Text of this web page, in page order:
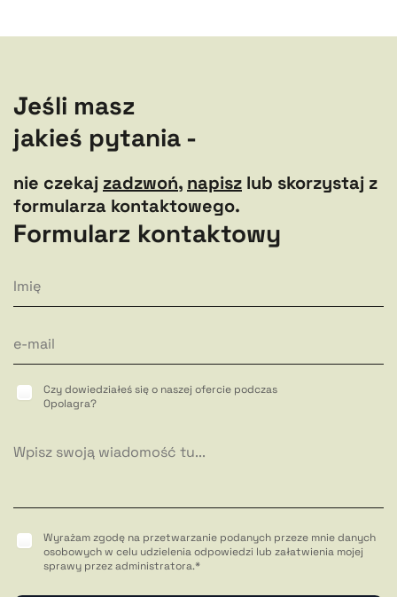
Jeśli masz
jakieś pytania -
nie czekaj zadzwoń, napisz lub skorzystaj z
formularza kontaktowego.
Formularz kontaktowy
Czy dowiedziałeś się o naszej ofercie podczas
Opolagra?
Wyrażam zgodę na przetwarzanie podanych przeze mnie danych
osobowych w celu udzielenia odpowiedzi lub załatwienia mojej
sprawy przez administratora.*